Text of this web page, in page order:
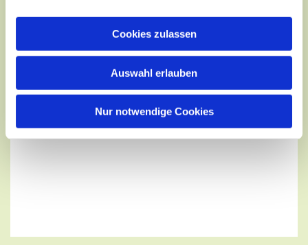
Cookies zulassen
Auswahl erlauben
Nur notwendige Cookies